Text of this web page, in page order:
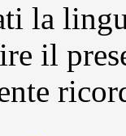
la
il